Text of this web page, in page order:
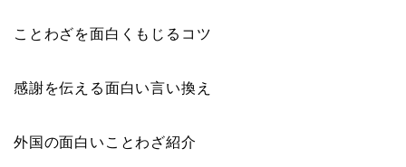
ことわざを面白くもじるコツ
感謝を伝える面白い言い換え
外国の面白いことわざ紹介